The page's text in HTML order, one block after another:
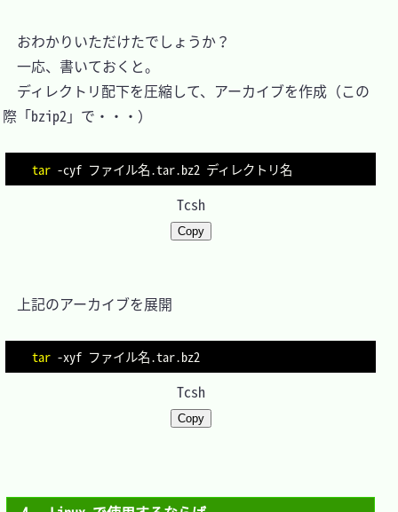
おわかりいただけたでしょうか？
一応、書いておくと。
ディレクトリ配下を圧縮して、アーカイブを作成（この
際「bzip2」で・・・）
tar -cyf
Tcsh
Copy
上記のアーカイブを展開
tar -xyf
Tcsh
Copy